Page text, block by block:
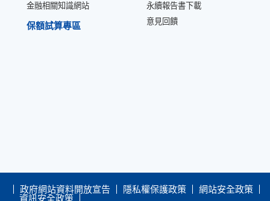
金融相關知識網站
永續報告書下載
意見回饋
保額試算專區
政府網站資料開放宣告 隱私權保護政策
網站安全政策
資訊安全政策